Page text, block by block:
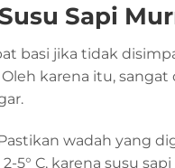
Sapi
basi jika tidak
Oleh karena itu,
wadah yang
5° C, karena susu